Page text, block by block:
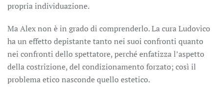
propria individuazione.
Ma Alex non è in grado di comprenderlo. La cura Ludovico
ha un effetto depistante tanto nei suoi confronti quanto
nei confronti dello spettatore, perché enfatizza l’aspetto
della costrizione, del condizionamento forzato; così il
problema etico nasconde quello estetico.